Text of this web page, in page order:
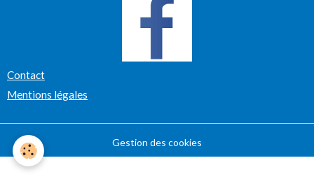
Contact
Mentions légales
Gestion des cookies